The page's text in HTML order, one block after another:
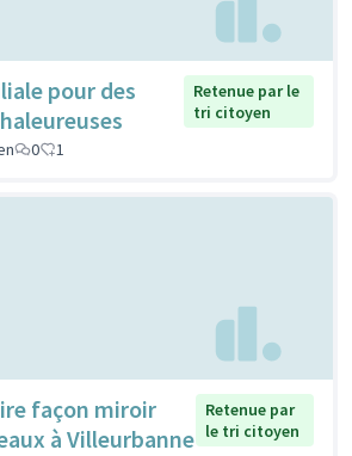
pour des
Retenue par le
tri citoyen
0 1
façon miroir
à Villeurbanne
Retenue par
le tri citoyen